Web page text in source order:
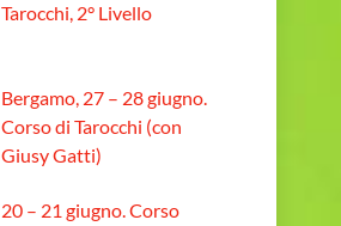
Tarocchi, 2° Livello
Bergamo, 27 – 28 giugno.
Corso di Tarocchi (con
Giusy Gatti)
20 – 21 giugno. Corso